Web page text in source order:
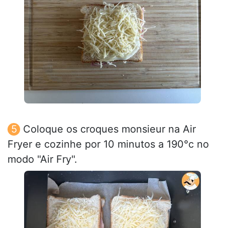
Coloque os croques monsieur na Air
Fryer e cozinhe por 10 minutos a 190°c no
modo "Air Fry".